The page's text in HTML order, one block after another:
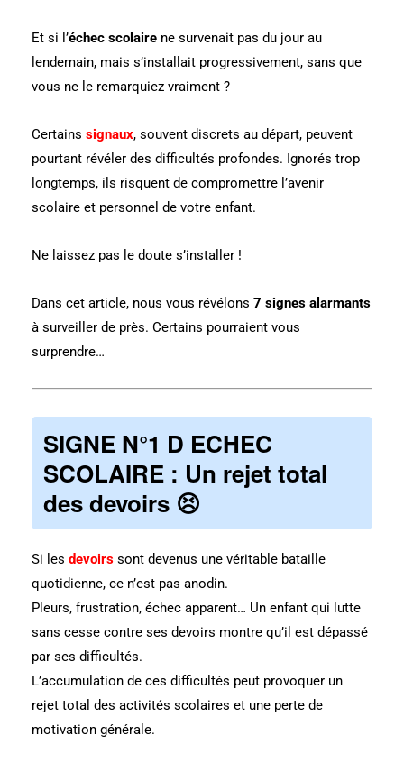
Et si l’échec scolaire ne survenait pas du jour au
lendemain, mais s’installait progressivement, sans que
vous ne le remarquiez vraiment ?
Certains signaux, souvent discrets au départ, peuvent
pourtant révéler des difficultés profondes. Ignorés trop
longtemps, ils risquent de compromettre l’avenir
scolaire et personnel de votre enfant.
Ne laissez pas le doute s’installer !
Dans cet article, nous vous révélons 7 signes alarmants
à surveiller de près. Certains pourraient vous
surprendre…
SIGNE N°1 D ECHEC
SCOLAIRE : Un rejet total
des devoirs 😣
Si les devoirs sont devenus une véritable bataille
quotidienne, ce n’est pas anodin.
Pleurs, frustration, échec apparent… Un enfant qui lutte
sans cesse contre ses devoirs montre qu’il est dépassé
par ses difficultés.
L’accumulation de ces difficultés peut provoquer un
rejet total des activités scolaires et une perte de
motivation générale.